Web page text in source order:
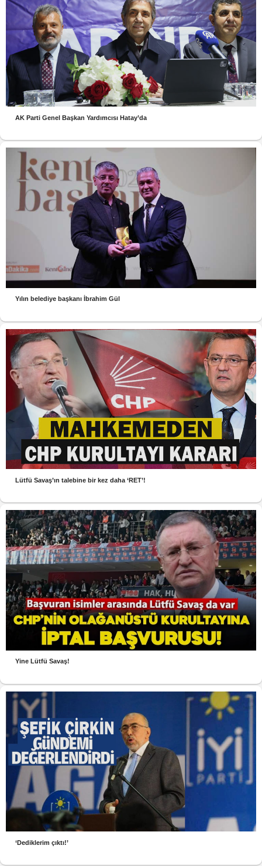
AK Parti Genel Başkan Yardımcısı Hatay’da
Yılın belediye başkanı İbrahim Gül
Lütfü Savaş’ın talebine bir kez daha ‘RET’!
Yine Lütfü Savaş!
‘Dediklerim çıktı!’